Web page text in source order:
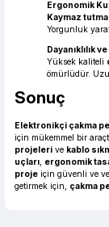
Ergonomik
Kaymaz tutma
Yorgunluk
Dayanıklılık
Yüksek kaliteli
ömürlüdür.
Sonuç
Elektronikçi çakma
için mükemmel bir
projeleri ve kablo
uçları ergonomik
proje için güvenli ve
getirmek için, çakma